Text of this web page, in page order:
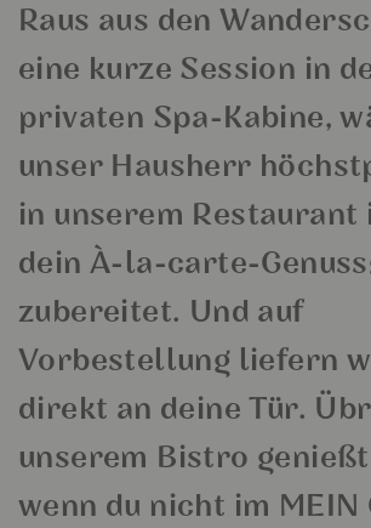
Raus aus den
eine kurze Session in
privaten Spa-Kabine,
unser Hausherr
in unserem Restaurant
dein À-la-carte-
zubereitet. Und auf
Vorbestellung liefern
direkt an deine Tür.
unserem Bistro
wenn du nicht im MEIN